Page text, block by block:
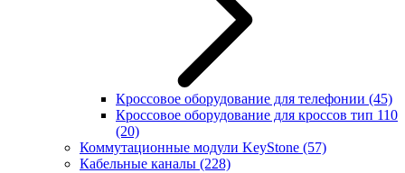
Кроссовое оборудование для телефонии (45)
Кроссовое оборудование для кроссов тип 110
(20)
Коммутационные модули KeyStone (57)
Кабельные каналы (228)